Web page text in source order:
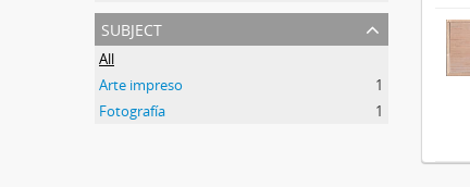
subject
All
Arte impreso
1
Fotografía
1